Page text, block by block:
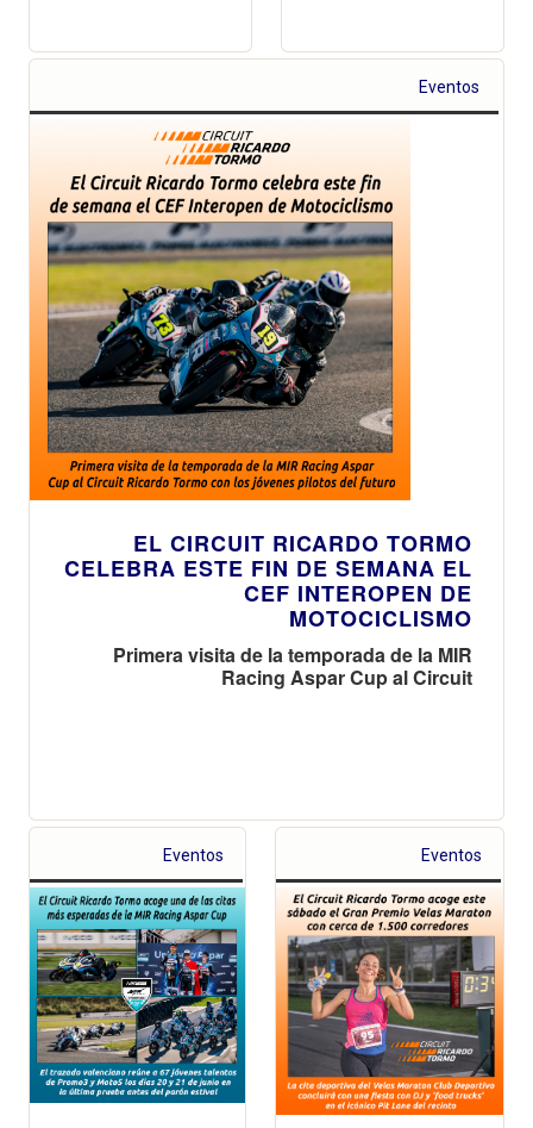
Eventos
EL CIRCUIT RICARDO TORMO
CELEBRA ESTE FIN DE SEMANA EL
CEF INTEROPEN DE
MOTOCICLISMO
Primera visita de la temporada de la MIR
Racing Aspar Cup al Circuit
Eventos Eventos